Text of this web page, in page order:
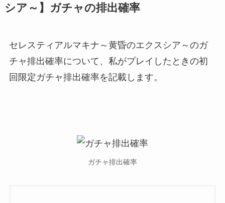
シア～】ガチャの排出確率
セレスティアルマキナ～黄昏のエクスシア～のガ
チャ排出確率について、私がプレイしたときの初
回限定ガチャ排出確率を記載します。
ガチャ排出確率